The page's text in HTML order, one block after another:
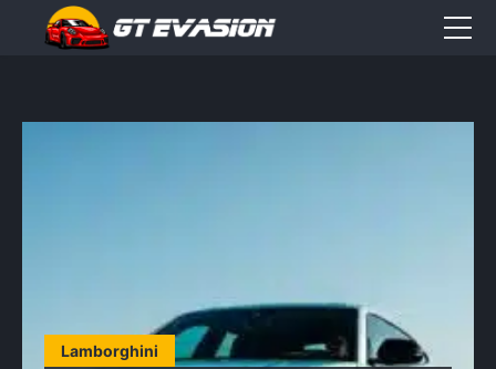
Lamborghini
Sorties
menu